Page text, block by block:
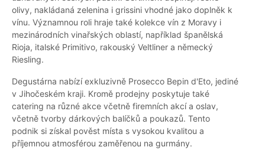
olivy, nakládaná zelenina i grissini vhodné jako doplněk k
vínu. Významnou roli hraje také kolekce vín z Moravy i
mezinárodních vinařských oblastí, například španělská
Rioja, italské Primitivo, rakouský Veltliner a německý
Riesling.
Degustárna nabízí exkluzivně Prosecco Bepin d'Eto, jediné
v Jihočeském kraji. Kromě prodejny poskytuje také
catering na různé akce včetně firemních akcí a oslav,
včetně tvorby dárkových balíčků a poukazů. Tento
podnik si získal pověst místa s vysokou kvalitou a
příjemnou atmosférou zaměřenou na gurmány.